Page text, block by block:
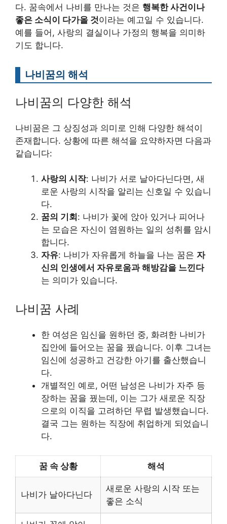
다. 꿈속에서 나비를 만나는 것은 행복한 사건이나
좋은 소식이 다가올 것이라는 예고일 수 있습니다.
예를 들어, 사랑의 결실이나 가정의 행복을 의미하
기도 합니다.
나비꿈의 해석
나비꿈의 다양한 해석
나비꿈은 그 상징성과 의미로 인해 다양한 해석이
존재합니다. 상황에 따른 해석을 요약하자면 다음과
같습니다:
사랑의 시작: 나비가 서로 날아다닌다면, 새
로운 사랑의 시작을 알리는 신호일 수 있습니
다.
꿈의 기회 : 나비가 꽃에 앉아 있거나 피어나
는 모습은 자신이 염원하는 일의 성취를 암시
합니다.
자유: 나비가 자유롭게 하늘을 나는 꿈은 자
신의 인생에서 자유로움과 해방감을 느낀다
는 의미가 있습니다.
나비꿈 사례
한 여성은 임신을 원하던 중, 화려한 나비가
집안에 들어오는 꿈을 꿨습니다. 이후 그녀는
임신에 성공하고 건강한 아기를 출산했습니
다.
개별적인 예로, 어떤 남성은 나비가 자주 등
장하는 꿈을 꿨는데, 이는 그가 새로운 직장
으로의 이직을 고려하던 무렵 발생했습니다.
결국 그는 원하는 직장에 취업하게 되었습니
다.
꿈 속 상황 해석
나비가 날아다닌다
새로운 사랑의 시작 또는
좋은 소식